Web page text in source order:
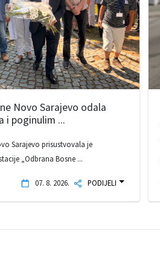
Novo Sarajevo odala
i poginulim ...
Sarajevo prisustvovala je
„Odbrana Bosne ...
07. 8. 2026. PODIJELI